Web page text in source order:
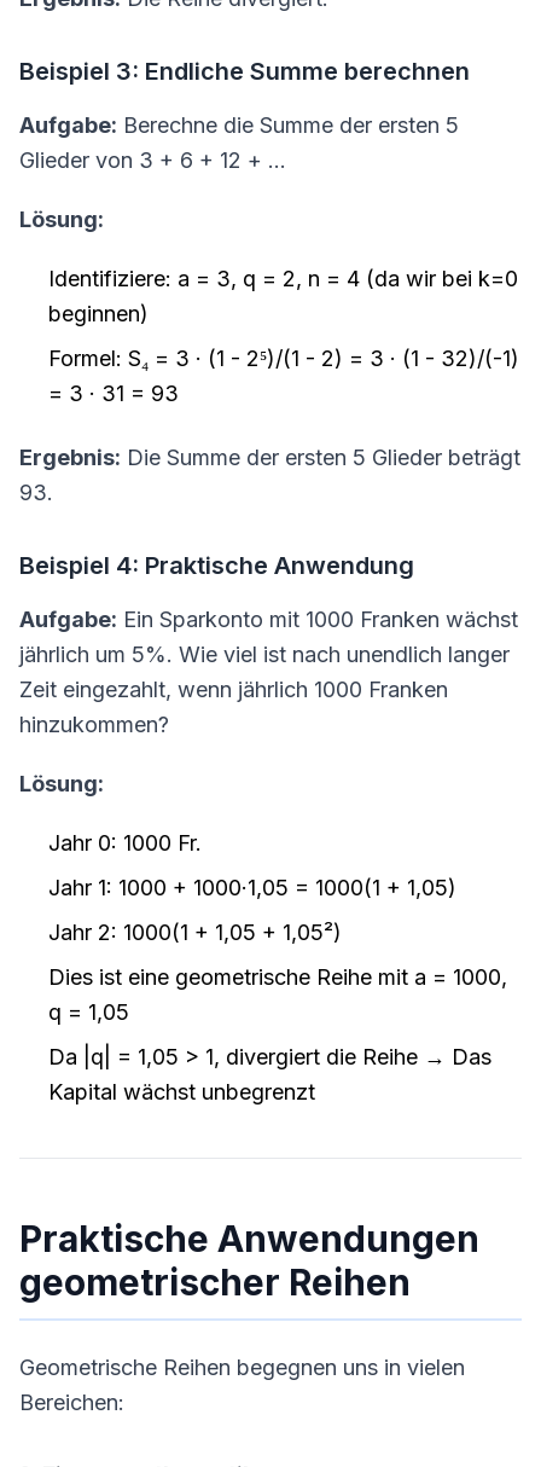
Beispiel 3: Endliche Summe berechnen
Aufgabe: Berechne die Summe der ersten 5
Glieder von 3 + 6 + 12 + ...
Lösung:
Identifiziere: a = 3, q = 2, n = 4 (da wir bei k=0
beginnen)
Formel: S₄ = 3 · (1 - 2⁵)/(1 - 2) = 3 · (1 - 32)/(-1)
= 3 · 31 = 93
Ergebnis: Die Summe der ersten 5 Glieder beträgt
93.
Beispiel 4: Praktische Anwendung
Aufgabe: Ein Sparkonto mit 1000 Franken wächst
jährlich um 5%. Wie viel ist nach unendlich langer
Zeit eingezahlt, wenn jährlich 1000 Franken
hinzukommen?
Lösung:
Jahr 0: 1000 Fr.
Jahr 1: 1000 + 1000·1,05 = 1000(1 + 1,05)
Jahr 2: 1000(1 + 1,05 + 1,05²)
Dies ist eine geometrische Reihe mit a = 1000,
q = 1,05
Da |q| = 1,05 > 1, divergiert die Reihe → Das
Kapital wächst unbegrenzt
Praktische Anwendungen
geometrischer Reihen
Geometrische Reihen begegnen uns in vielen
Bereichen: